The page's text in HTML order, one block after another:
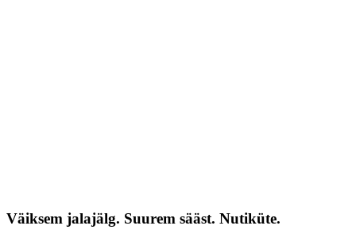
Väiksem jalajälg. Suurem sääst. Nutiküte.